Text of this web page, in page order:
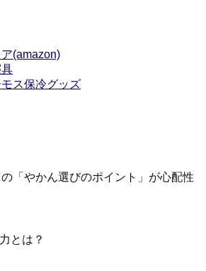
(amazon)
ス保冷グッズ
「やかん選びのポイント」が心配性
とは？